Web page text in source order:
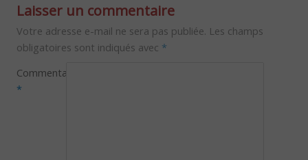
Laisser un commentaire
Votre adresse e-mail ne sera pas publiée. Les champs
obligatoires sont indiqués avec *
Commentaire
*